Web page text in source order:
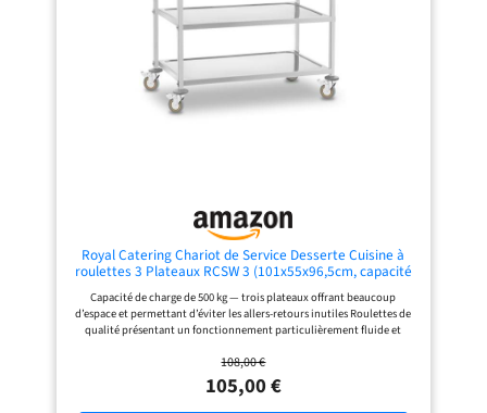
retrouver avec des miettes de
brioches éparpillées partout dans le
champagnes] Commencez la fête
avec tout ce dont vous avez besoin
sur ce chariot ! Avec 3 grandes
étagères, un cadre en fer robuste de
acier solide. Laissez ce chariot vous
Royal Catering Chariot de Service Desserte Cuisine à
roulettes 3 Plateaux RCSW 3 (101x55x96,5cm, capacité
de Charge 480 kg, épaisseur des étagères 3cm)
Capacité de charge de 500 kg — trois plateaux offrant beaucoup
d’espace et permettant d’éviter les allers-retours inutiles Roulettes de
qualité présentant un fonctionnement particulièrement fluide et
caoutchouc posés sous les plateaux Structure robuste en acier
inoxydable — facile d’entretien Roulettes pivotantes offrant une
grande mobilité et 4 freins garantissant une immobilisation fiable
108,00 €
105,00 €